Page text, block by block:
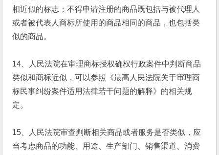
相近似的标志；不得申请注册的商品既包括与被代理人
或者被代表人商标所使用的商品相同的商品，也包括类
似的商品。
14、人民法院在审理商标授权确权行政案件中判断商品
类似和商标近似，可以参照《最高人民法院关于审理商
标民事纠纷案件适用法律若干问题的解释》的相关规
定。
15、人民法院审查判断相关商品或者服务是否类似，应
当考虑商品的功能、用途、生产部门、销售渠道、消费